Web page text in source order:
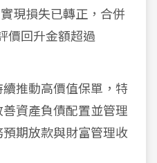
現損失已轉正，合併
價回升金額超過
續推動高價值保單，特
資產負債配置並管理
期放款與財富管理收